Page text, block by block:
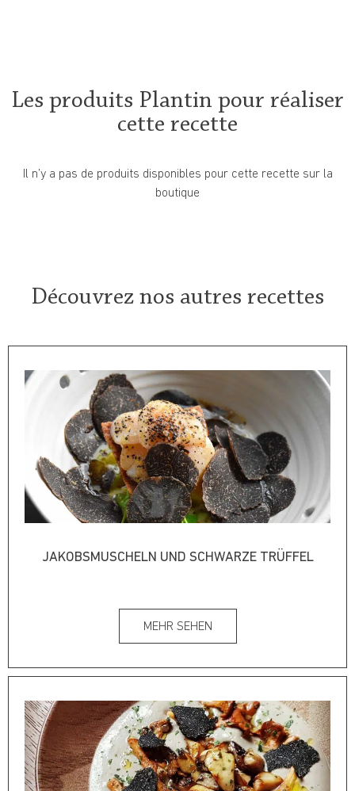
Les produits Plantin pour réaliser
cette recette
Il n’y a pas de produits disponibles pour cette recette sur la
boutique
Découvrez nos autres recettes
JAKOBSMUSCHELN UND SCHWARZE TRÜFFEL
MEHR SEHEN